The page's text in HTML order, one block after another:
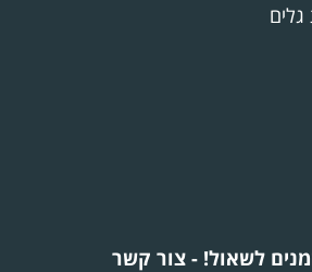
גלים
לשאול! - צור קשר